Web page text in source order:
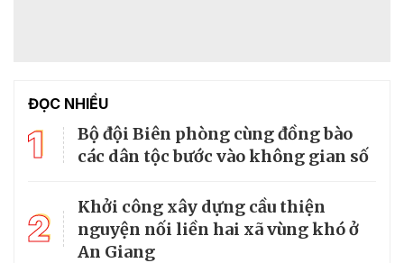
ĐỌC NHIỀU
1
Bộ đội Biên phòng cùng đồng bào
các dân tộc bước vào không gian số
2
Khởi công xây dựng cầu thiện
nguyện nối liền hai xã vùng khó ở
An Giang